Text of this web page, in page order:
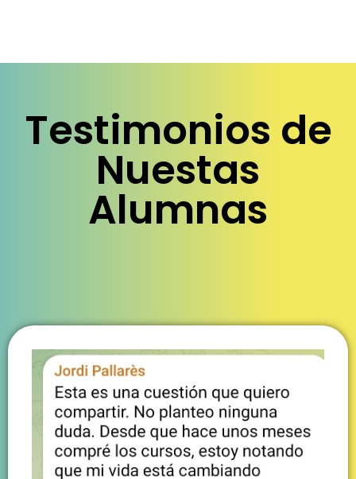
Testimonios de
Nuestas
Alumnas